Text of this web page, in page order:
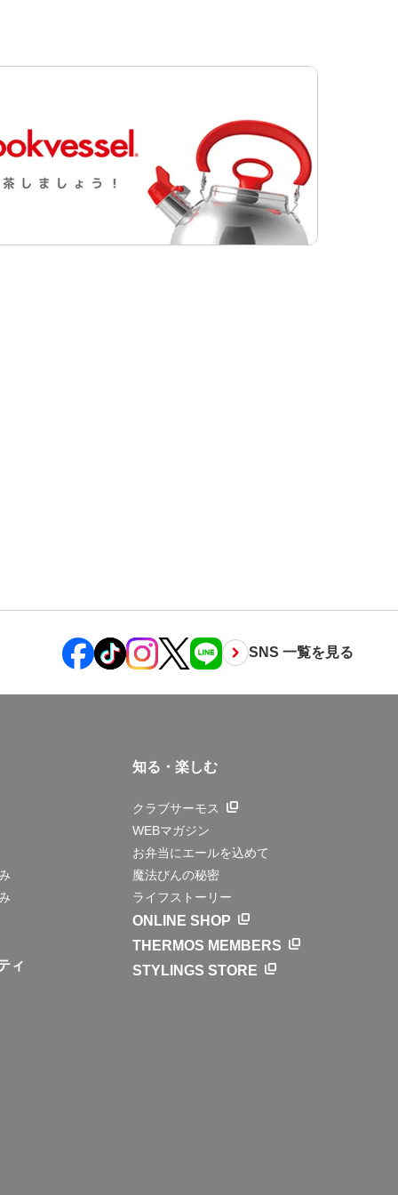
SNS 一覧を見る
ィ
知る・楽しむ
クラブサーモス
WEBマガジン
お弁当にエールを込めて
魔法びんの秘密
ライフストーリー
ONLINE SHOP
THERMOS MEMBERS
STYLINGS STORE